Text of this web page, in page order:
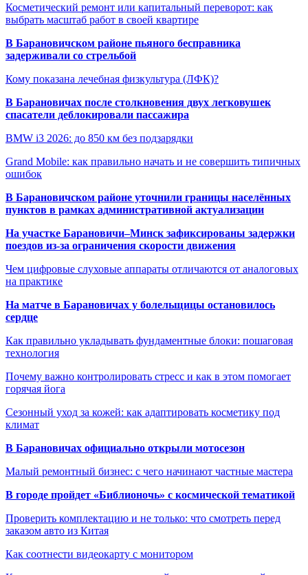
Косметический ремонт или капитальный переворот: как
выбрать масштаб работ в своей квартире
В Барановичском районе пьяного бесправника
задерживали со стрельбой
Кому показана лечебная физкультура (ЛФК)?
В Барановичах после столкновения двух легковушек
спасатели деблокировали пассажира
BMW i3 2026: до 850 км без подзарядки
Grand Mobile: как правильно начать и не совершить типичных
ошибок
В Барановичском районе уточнили границы населённых
пунктов в рамках административной актуализации
На участке Барановичи–Минск зафиксированы задержки
поездов из-за ограничения скорости движения
Чем цифровые слуховые аппараты отличаются от аналоговых
на практике
На матче в Барановичах у болельщицы остановилось
сердце
Как правильно укладывать фундаментные блоки: пошаговая
технология
Почему важно контролировать стресс и как в этом помогает
горячая йога
Сезонный уход за кожей: как адаптировать косметику под
климат
В Барановичах официально открыли мотосезон
Малый ремонтный бизнес: с чего начинают частные мастера
В городе пройдет «Библионочь» с космической тематикой
Проверить комплектацию и не только: что смотреть перед
заказом авто из Китая
Как соотнести видеокарту с монитором